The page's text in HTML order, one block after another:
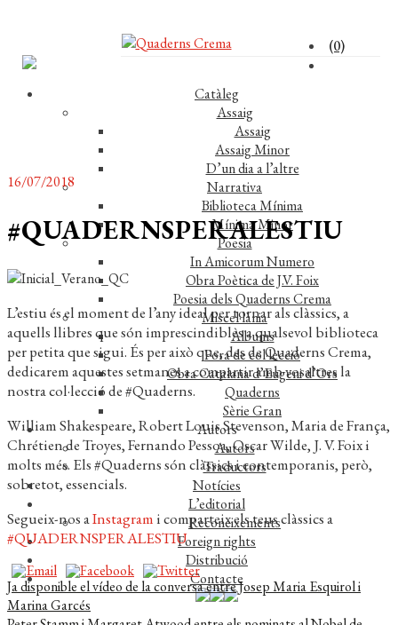
(0)
Catàleg
Assaig
Assaig
Assaig Minor
D’un dia a l’altre
Narrativa
Biblioteca Mínima
Mínima Minor
Poesia
In Amicorum Numero
Obra Poètica de J.V. Foix
Poesia dels Quaderns Crema
Miscel·lània
Àlbums
Fora de col·lecció
Obra Catalana d’Eugeni d’Ors
Quaderns
Sèrie Gran
Autors
Autors
Traductors
Notícies
L’editorial
Reconeixements
Foreign rights
Distribució
Contacte
16/07/2018
#QUADERNSPERALESTIU
L’estiu és el moment de l’any ideal per tornar als clàssics, a
aquells llibres que són imprescindibles a qualsevol biblioteca
per petita que sigui. És per això que, des de Quaderns Crema,
dedicarem aquestes setmanes a compartir amb vosaltres la
nostra col·lecció de #Quaderns.
William Shakespeare, Robert Louis Stevenson, Maria de França,
Chrétien de Troyes, Fernando Pessoa, Oscar Wilde, J. V. Foix i
molts més. Els #Quaderns són clàssics i contemporanis, però,
sobretot, essencials.
Segueix-nos aInstagrami comparteix els teus clàssics a
#QUADERNSPERALESTIU
Navegació
d'entrades
Entrada
anterior:
Ja disponible el vídeo de la conversa entre Josep Maria Esquirol i
Marina Garcés